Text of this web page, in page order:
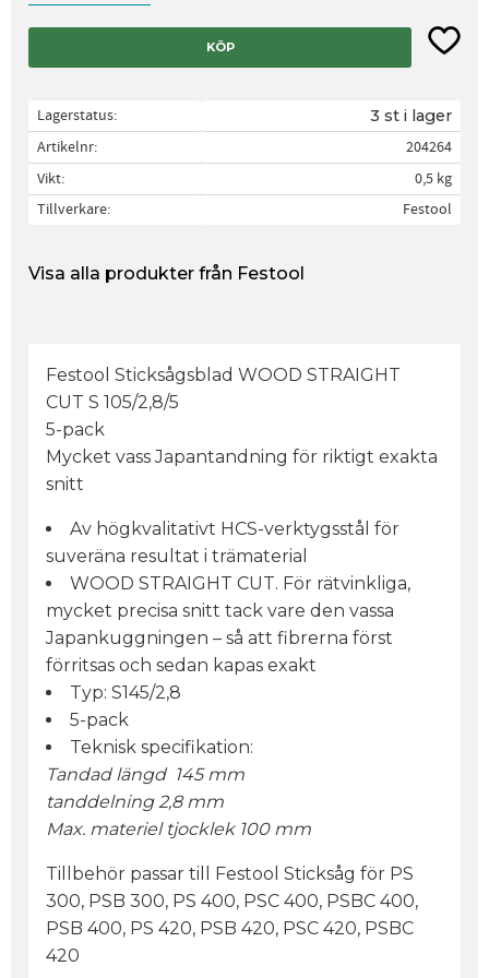
KÖP Lägg
Lagerstatus 3 st i lager
Artikelnr
204264
Vikt
0,5 kg
Tillverkare
Festool
Visa alla produkter från Festool
Festool Sticksågsblad WOOD STRAIGHT
CUT S 105/2,8/5
5-pack
Mycket vass Japantandning för riktigt exakta
snitt
Av högkvalitativt HCS-verktygsstål för
suveräna resultat i trämaterial
WOOD STRAIGHT CUT. För rätvinkliga,
mycket precisa snitt tack vare den vassa
Japankuggningen – så att fibrerna först
förritsas och sedan kapas exakt
Typ: S145/2,8
5-pack
Teknisk specifikation:
Tandad längd 145 mm
tanddelning 2,8 mm
Max. materiel tjocklek 100 mm
Tillbehör passar till Festool Sticksåg för PS
300, PSB 300, PS 400, PSC 400, PSBC 400,
PSB 400, PS 420, PSB 420, PSC 420, PSBC
420